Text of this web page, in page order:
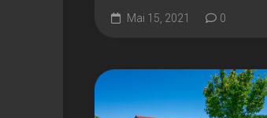
Mai 15, 2021 0